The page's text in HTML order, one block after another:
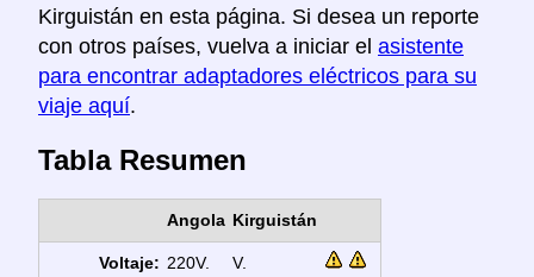
Kirguistán en esta página. Si desea un reporte
con otros países, vuelva a iniciar el asistente
para encontrar adaptadores eléctricos para su
viaje aquí.
Tabla Resumen
Angola Kirguistán
Voltaje: 220V. V.